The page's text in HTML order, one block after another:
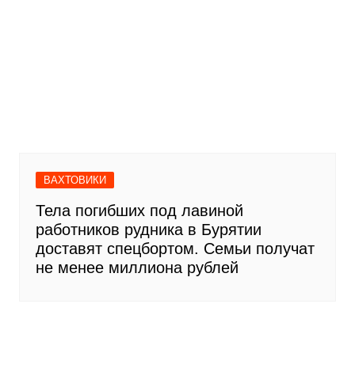
ВАХТОВИКИ
Тела погибших под лавиной
работников рудника в Бурятии
доставят спецбортом. Семьи получат
не менее миллиона рублей